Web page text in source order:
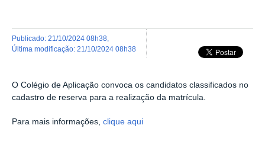
publicado: 21/10/2024 08h38
última modificação: 21/10/2024 08h38
O Colégio de Aplicação convoca os candidatos classificados no
cadastro de reserva para a realização da matrícula.
Para mais informações, clique aqui